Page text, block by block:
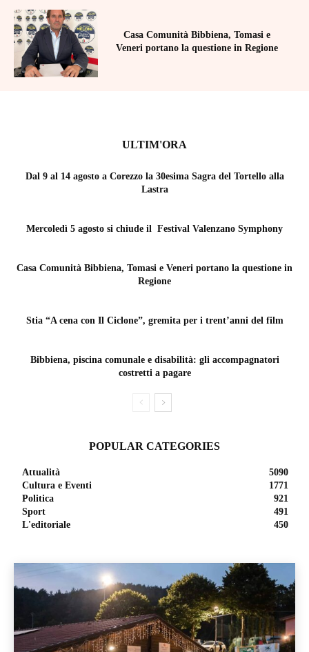
Casa Comunità Bibbiena, Tomasi e
Veneri portano la questione in Regione
ULTIM'ORA
Dal 9 al 14 agosto a Corezzo la 30esima Sagra del Tortello alla
Lastra
Mercoledì 5 agosto si chiude il Festival Valenzano Symphony
Casa Comunità Bibbiena, Tomasi e Veneri portano la questione in
Regione
Stia “A cena con Il Ciclone”, gremita per i trent’anni del film
Bibbiena, piscina comunale e disabilità: gli accompagnatori
costretti a pagare
POPULAR CATEGORIES
Attualità
5090
Cultura e Eventi
1771
Politica
921
Sport
491
L'editoriale
450